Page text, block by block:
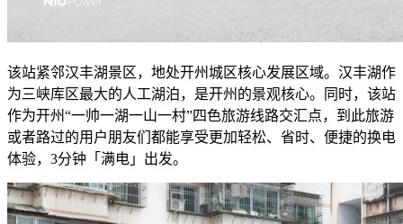
该站紧邻汉丰湖景区，地处开州城区核心发展区域。汉丰湖作
为三峡库区最大的人工湖泊，是开州的景观核心。同时，该站
作为开州“一帅一湖一山一村”四色旅游线路交汇点，到此旅游
或者路过的用户朋友们都能享受更加轻松、省时、便捷的换电
体验，3分钟「满电」出发。